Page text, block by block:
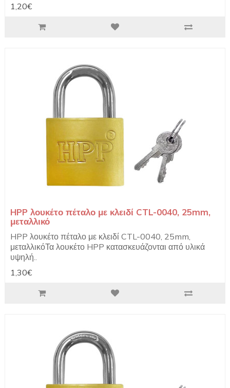
1,20€
HPP λουκέτο πέταλο με κλειδί CTL-0040, 25mm,
μεταλλικό
HPP λουκέτο πέταλο με κλειδί CTL-0040, 25mm,
μεταλλικόΤα λουκέτο HPP κατασκευάζονται από υλικά
υψηλή..
1,30€